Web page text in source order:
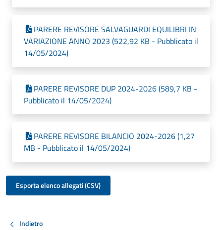
PARERE REVISORE SALVAGUARDI EQUILIBRI IN
VARIAZIONE ANNO 2023 (522,92 KB - Pubblicato il
14/05/2024)
PARERE REVISORE DUP 2024-2026 (589,7 KB -
Pubblicato il 14/05/2024)
PARERE REVISORE BILANCIO 2024-2026 (1,27
MB - Pubblicato il 14/05/2024)
Esporta elenco allegati (CSV)
Indietro